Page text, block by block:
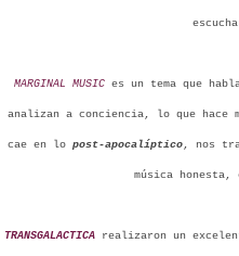
MARGINAL MUSIC es un tema que
analizan a conciencia, lo que hace
cae en lo post-apocalíptico, nos
música
TRANSGALACTICA realizaron un